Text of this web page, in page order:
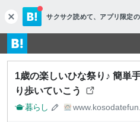
c
l
o
s
e
サクサク読めて、 アプリ限定
1歳の楽しいひな祭り♪ 簡単
り歩いていこう
暮らし